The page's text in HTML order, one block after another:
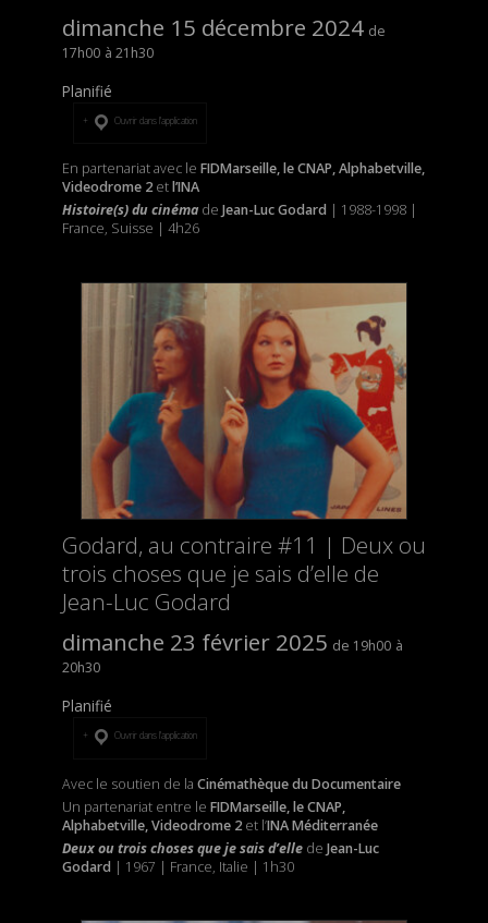
dimanche 15 décembre 2024
17h00 21h30
Planifié
Ouvrir dans l’application
En partenariat avec le FIDMarseille, le CNAP, Alphabetville,
Videodrome 2 etl’INA
Histoire(s) du cinémade Jean-Luc Godard | 1988-1998 |
France, Suisse | 4h26
Godard, au contraire #11 | Deux ou
trois choses que je sais d’elle de
Jean-Luc Godard
dimanche 23 février 2025
19h00
20h30
Planifié
Ouvrir dans l’application
Avec le soutien de la Cinémathèque du Documentaire
Un partenariat entre le FIDMarseille, le CNAP,
Alphabetville, Videodrome 2 et l’INA Méditerranée
Deux ou trois choses que je sais d’ellede Jean-Luc
Godard | 1967 | France, Italie | 1h30